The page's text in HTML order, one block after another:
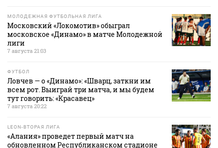
МОЛОДЕЖНАЯ ФУТБОЛЬНАЯ ЛИГА
Московский «Локомотив» обыграл
московское «Динамо» в матче Молодежной
лиги
7 августа 21:03
ФУТБОЛ
Ловчев — о «Динамо»: «Шварц, заткни им
всем рот. Выиграй три матча, и мы будем
тут говорить: «Красавец»
7 августа 20:22
LEON-ВТОРАЯ ЛИГА
«Алания» проведет первый матч на
обновленном Республиканском стадионе